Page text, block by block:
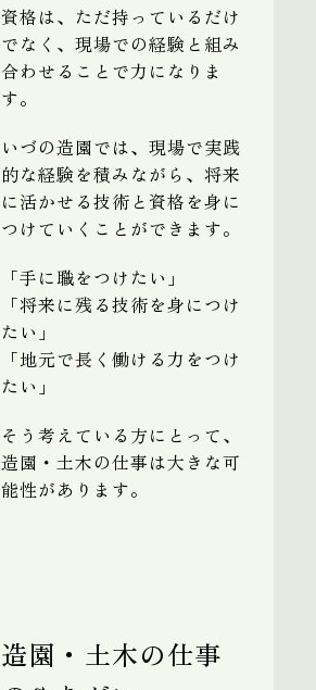
資格は、ただ持っているだけ
でなく、現場での経験と組み
合わせることで力になりま
す。
いづの造園では、現場で実践
的な経験を積みながら、将来
に活かせる技術と資格を身に
つけていくことができます。
「手に職をつけたい」
「将来に残る技術を身につけ
たい」
「地元で長く働ける力をつけ
たい」
そう考えている方にとって、
造園・土木の仕事は大きな可
能性があります。
造園・土木の仕事